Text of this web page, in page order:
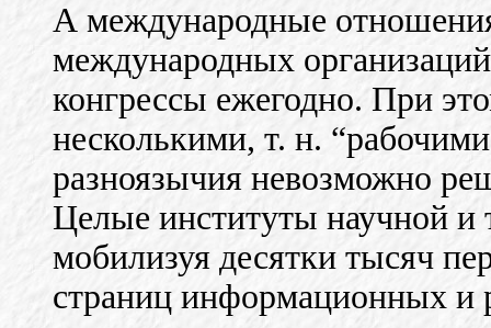
А международные
международных
конгрессы ежегодно. При
несколькими, т. н.
разноязычия невозможно
Целые институты научной и
мобилизуя десятки тысяч
страниц информационных и